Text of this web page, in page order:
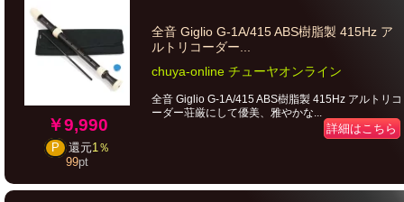
￥9,990
P 還元1％
99pt
全音 Giglio G-1A/415 ABS樹脂製 415Hz ア
ルトリコーダー...
chuya-online チューヤオンライン
全音 Giglio G-1A/415 ABS樹脂製 415Hz アルトリコ
ーダー荘厳にして優美、雅やかな...
詳細はこちら